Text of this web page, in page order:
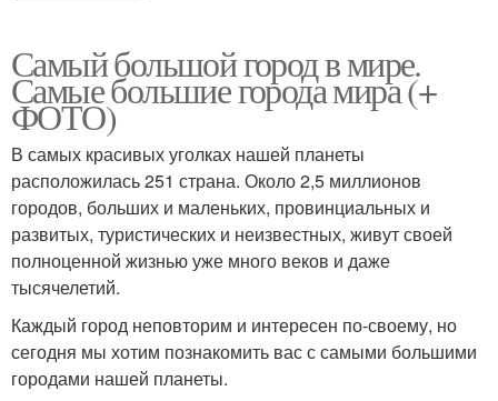
Самый большой город в мире.
Самые большие города мира (+
ФОТО)
В самых красивых уголках нашей планеты
расположилась 251 страна. Около 2,5 миллионов
городов, больших и маленьких, провинциальных и
развитых, туристических и неизвестных, живут своей
полноценной жизнью уже много веков и даже
тысячелетий.
Каждый город неповторим и интересен по-своему, но
сегодня мы хотим познакомить вас с самыми большими
городами нашей планеты.